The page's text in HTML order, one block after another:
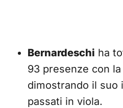
Bernardeschi ha
93 presenze con la
dimostrando il suo
passati in viola.